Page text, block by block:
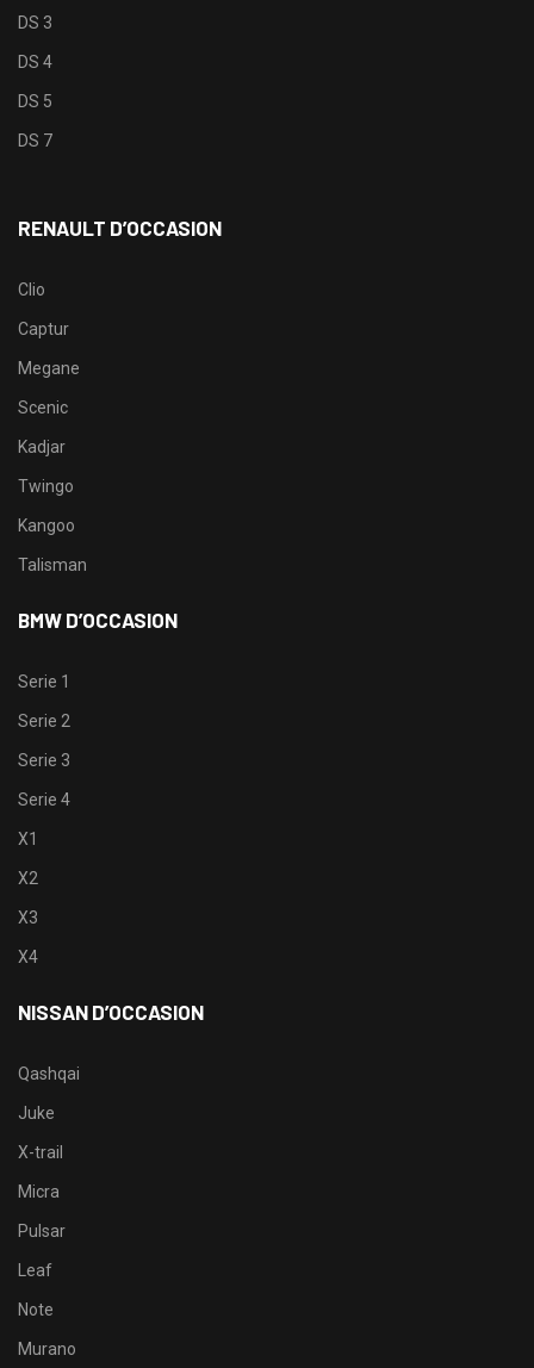
DS 3
DS 4
DS 5
DS 7
RENAULT D’OCCASION
Clio
Captur
Megane
Scenic
Kadjar
Twingo
Kangoo
Talisman
BMW D’OCCASION
Serie 1
Serie 2
Serie 3
Serie 4
X1
X2
X3
X4
NISSAN D’OCCASION
Qashqai
Juke
X-trail
Micra
Pulsar
Leaf
Note
Murano